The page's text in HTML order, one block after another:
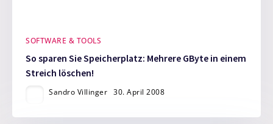
SOFTWARE & TOOLS
So sparen Sie Speicherplatz: Mehrere GByte in einem
Streich löschen!
Sandro Villinger 30. April 2008